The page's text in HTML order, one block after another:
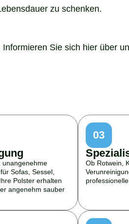
zu schenken.
Sie sich hier über
unangenehme
Sofas, Sessel,
Polster erhalten
angenehm sauber
03
Ob Rotwein,